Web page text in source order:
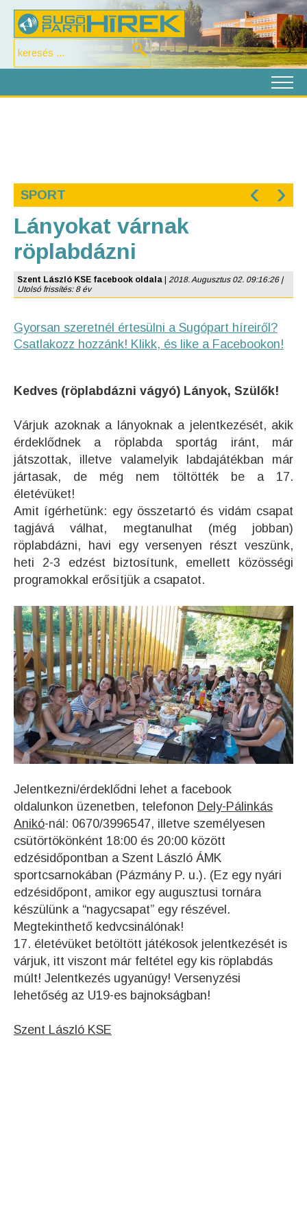
SPORT ‹ ›
Lányokat várnak
röplabdázni
Szent László KSE facebook oldala
2018. Augusztus 02. 09:16:26 |
Utolsó frissítés: 8 év
Gyorsan szeretnél értesülni a Sugópart híreiről?
Csatlakozz hozzánk! Klikk, és like a Facebookon!
Kedves (röplabdázni vágyó) Lányok, Szülők!
Várjuk azoknak a lányoknak a jelentkezését, akik
érdeklődnek a röplabda sportág iránt, már
játszottak, illetve valamelyik labdajátékban már
jártasak, de még nem töltötték be a 17.
életévüket!
Amit ígérhetünk: egy összetartó és vidám csapat
tagjává válhat, megtanulhat (még jobban)
röplabdázni, havi egy versenyen részt veszünk,
heti 2-3 edzést biztosítunk, emellett közösségi
programokkal erősítjük a csapatot.
Jelentkezni/érdeklődni lehet a facebook
oldalunkon üzenetben, telefonon Dely-Pálinkás
Anikó-nál: 0670/3996547, illetve személyesen
csütörtökönként 18:00 és 20:00 között
edzésidőpontban a Szent László ÁMK
sportcsarnokában (Pázmány P. u.). (Ez egy nyári
edzésidőpont, amikor egy augusztusi tornára
készülünk a “nagycsapat” egy részével.
Megtekinthető kedvcsinálónak!
17. életévüket betöltött játékosok jelentkezését is
várjuk, itt viszont már feltétel egy kis röplabdás
múlt! Jelentkezés ugyanúgy! Versenyzési
lehetőség az U19-es bajnokságban!
Szent László KSE